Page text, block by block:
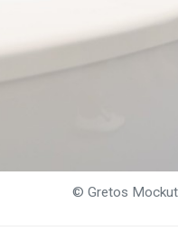
© Gretos